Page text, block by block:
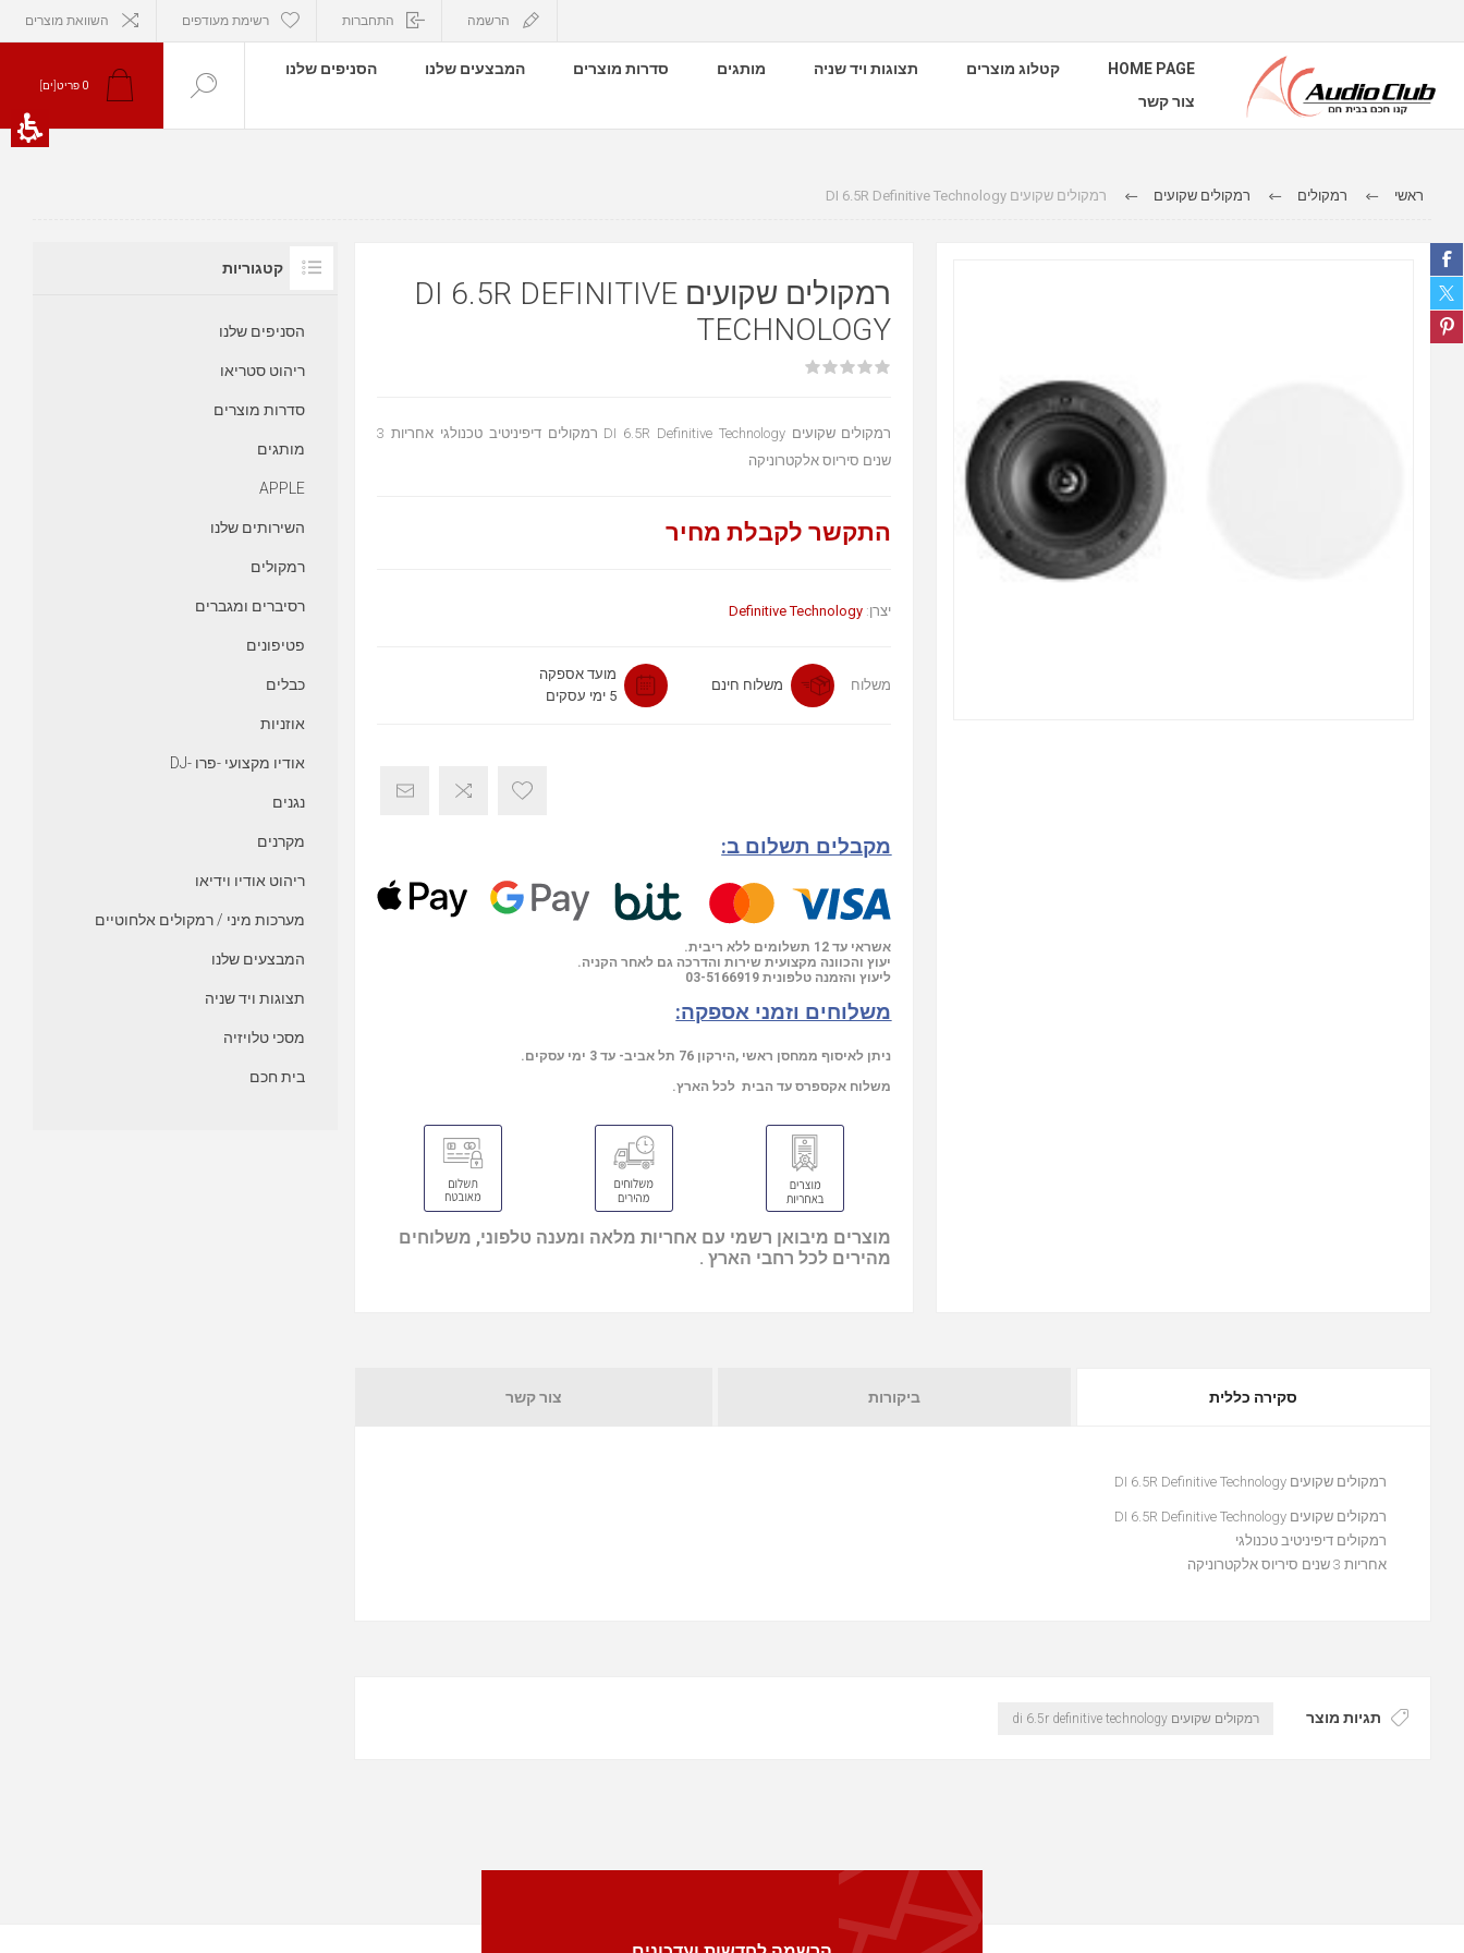
הרשמה התחברות רשימת מעודפים השוואת מוצרים
HOME PAGE קטלוג מוצרים תצוגות ויד שניה מותגים סדרות מוצרים המבצעים שלנו
הסניפים שלנו
צור קשר
0 פריט[ים]
ראשי רמקולים רמקולים שקועים רמקולים שקועים DI 6.5R Definitive Technology
רמקולים שקועים DI 6.5R DEFINITIVE
TECHNOLOGY
רמקולים שקועים DI 6.5R Definitive Technology רמקולים דיפיניטיב טכנולגי אחריות 3
שנים סיריוס אלקטרוניקה
התקשר לקבלת מחיר
יצרן: Definitive Technology
משלוח משלוח חינם
מועד אספקה
5 ימי עסקים
מקבלים תשלום ב:
אשראי עד 12 תשלומים ללא ריבית.
יעוץ והכוונה מקצועית שירות והדרכה גם לאחר הקניה.
ליעוץ והזמנה טלפונית 03-5166919
משלוחים וזמני אספקה:
ניתן לאיסוף ממחסן ראשי ,הירקון 76 תל אביב- עד 3 ימי עסקים.
משלוח אקספרס עד הבית לכל הארץ.
מוצרים מיבואן רשמי עם אחריות מלאה ומענה טלפוני, משלוחים
מהירים לכל רחבי הארץ .
סקירה כללית ביקורות צור קשר
רמקולים שקועים DI 6.5R Definitive Technology
רמקולים שקועים DI 6.5R Definitive Technology
רמקולים דיפיניטיב טכנולגי
אחריות 3 שנים סיריוס אלקטרוניקה
תגיות מוצר רמקולים שקועים di 6.5r definitive technology
קטגוריות
הסניפים שלנו
ריהוט סטריאו
סדרות מוצרים
מותגים
APPLE
השירותים שלנו
רמקולים
רסיברים ומגברים
פטיפונים
כבלים
אוזניות
אודיו מקצועי -פרו -DJ
נגנים
מקרנים
ריהוט אודיו וידיאו
מערכות מיני / רמקולים אלחוטיים
המבצעים שלנו
תצוגות ויד שניה
מסכי טלויזיה
בית חכם